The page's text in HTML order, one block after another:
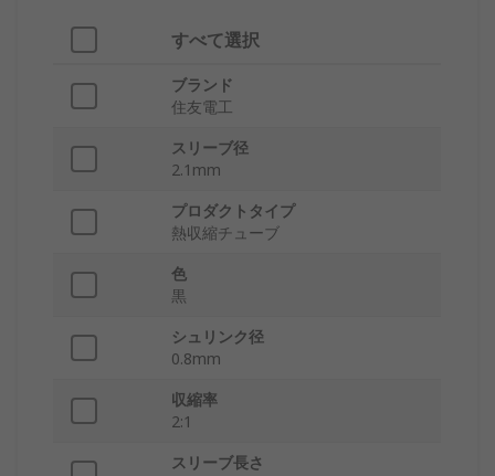
すべて選択
ブランド
住友電工
スリーブ径
2.1mm
プロダクトタイプ
熱収縮チューブ
色
黒
シュリンク径
0.8mm
収縮率
2:1
スリーブ長さ